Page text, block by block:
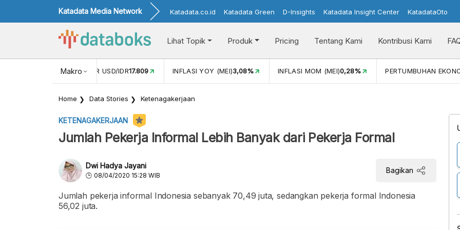
Katadata Media Network Katadata.co.id Katadata Green D-Insights Katadata Insight Center KatadataOto
Lihat Topik Produk Pricing Tentang Kami Kontribusi Kami
Makro
NILAI TUKAR USD/IDR17.809 INFLASI YOY (MEI)3,08% INFLASI MOM (MEI)0,28% PERTUMBUHAN
Home Data Stories Ketenagakerjaan
KETENAGAKERJAAN
Jumlah Pekerja Informal Lebih Banyak dari Pekerja Formal
Dwi Hadya Jayani
08/04/2020 15:28 WIB
Bagikan
Jumlah pekerja informal Indonesia sebanyak 70,49 juta, sedangkan pekerja formal Indonesia
56,02 juta.